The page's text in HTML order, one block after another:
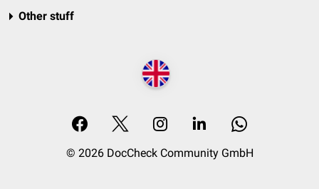
Other stuff
© 2026 DocCheck Community GmbH